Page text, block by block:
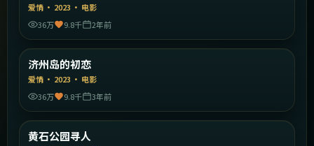
爱情 · 2023 · 电影
36万
9.8千 2年前
精选
济州岛的初恋
爱情 · 2023 · 电影
36万
9.8千 3年前
精选
黄石公园寻人